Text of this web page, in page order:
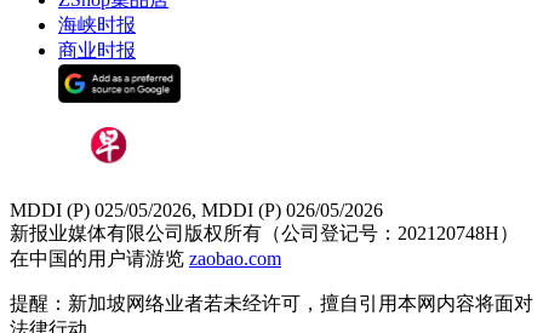
海峡时报
商业时报
MDDI (P) 025/05/2026, MDDI (P) 026/05/2026
新报业媒体有限公司版权所有（公司登记号：202120748H）
在中国的用户请游览 zaobao.com
提醒：新加坡网络业者若未经许可，擅自引用本网内容将面对